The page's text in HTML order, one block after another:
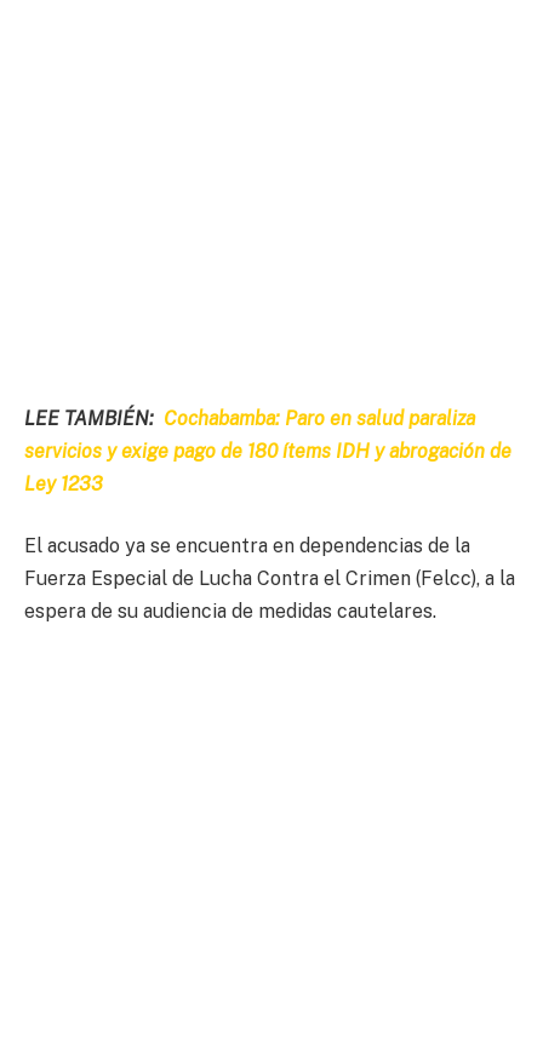
LEE TAMBIÉN: Cochabamba: Paro en salud paraliza
servicios y exige pago de 180 ítems IDH y abrogación de
Ley 1233
El acusado ya se encuentra en dependencias de la
Fuerza Especial de Lucha Contra el Crimen (Felcc), a la
espera de su audiencia de medidas cautelares.